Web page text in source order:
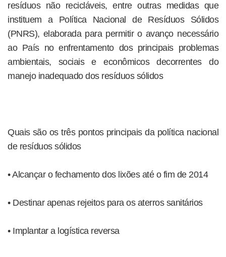
resíduos não recicláveis, entre outras medidas que
instituem a Política Nacional de Resíduos Sólidos
(PNRS), elaborada para permitir o avanço necessário
ao País no enfrentamento dos principais problemas
ambientais, sociais e econômicos decorrentes do
manejo inadequado dos resíduos sólidos
Quais são os três pontos principais da política nacional
de resíduos sólidos
• Alcançar o fechamento dos lixões até o fim de 2014
• Destinar apenas rejeitos para os aterros sanitários
• Implantar a logística reversa